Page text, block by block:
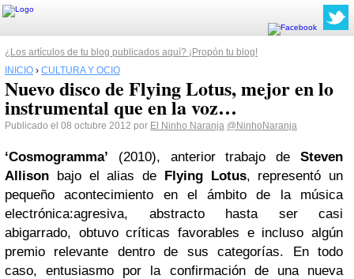
¿Los artículos de tu blog publicados aquí? ¡Propón tu blog!
INICIO › CULTURA Y OCIO
Nuevo disco de Flying Lotus, mejor en lo
instrumental que en la voz…
Publicado el 08 octubre 2012 por El Ninho Naranja @NinhoNaranja
‘Cosmogramma’ (2010), anterior trabajo de Steven
Allison bajo el alias de Flying Lotus, representó un
pequeño acontecimiento en el ámbito de la música
electrónica:agresiva, abstracto hasta ser casi
abigarrado, obtuvo críticas favorables e incluso algún
premio relevante dentro de sus categorías. En todo
caso, entusiasmo por la confirmación de una nueva